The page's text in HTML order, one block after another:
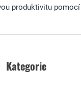
produktivitu
Kategorie